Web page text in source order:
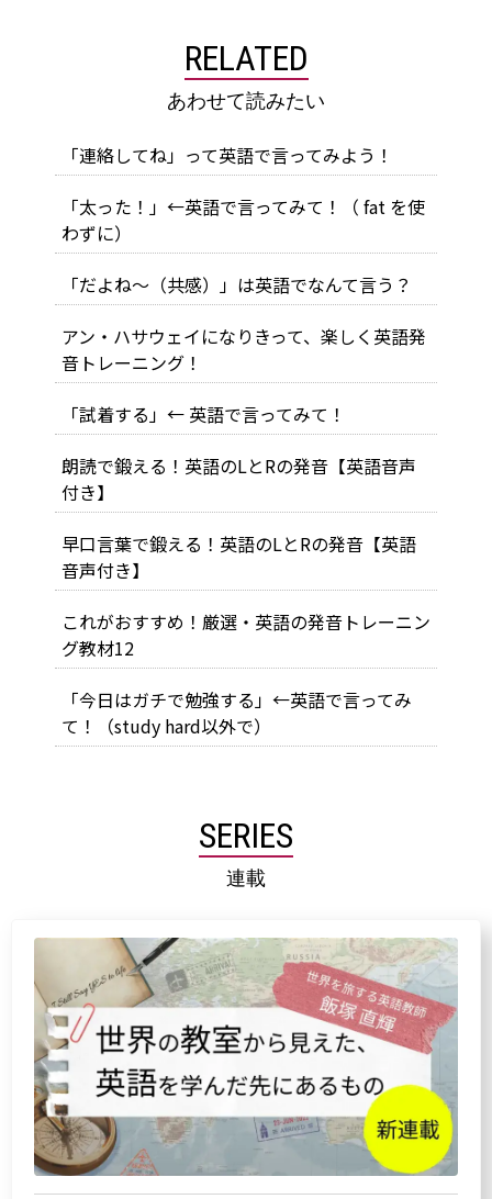
RELATED
あわせて読みたい
「連絡してね」って英語で言ってみよう！
「太った！」←英語で言ってみて！（ fat を使
わずに）
「だよね～（共感）」は英語でなんて言う？
アン・ハサウェイになりきって、楽しく英語発
音トレーニング！
「試着する」← 英語で言ってみて！
朗読で鍛える！英語のLとRの発音【英語音声
付き】
早口言葉で鍛える！英語のLとRの発音【英語
音声付き】
これがおすすめ！厳選・英語の発音トレーニン
グ教材12
「今日はガチで勉強する」←英語で言ってみ
て！（study hard以外で）
SERIES
連載